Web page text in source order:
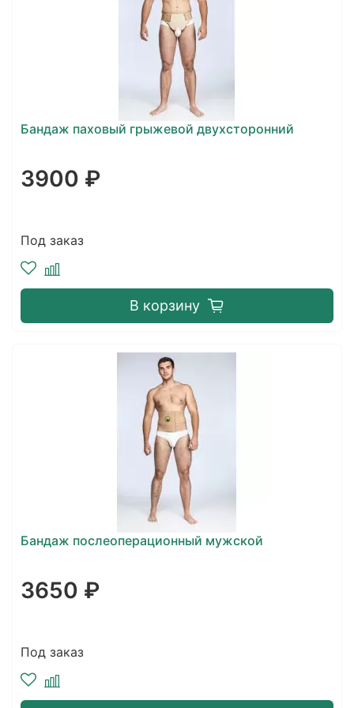
Бандаж паховый грыжевой двухсторонний
3900 ₽
Под заказ
В корзину
Бандаж послеоперационный мужской
3650 ₽
Под заказ